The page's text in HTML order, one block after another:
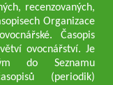
recenzovaných,
Organizace
Časopis
ovocnářství. Je
do Seznamu
(periodik)